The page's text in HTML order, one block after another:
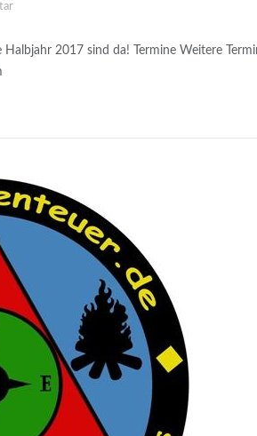
Halbjahr 2017 sind da! Termine Weitere